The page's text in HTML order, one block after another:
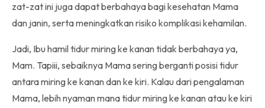
zat-zat ini juga dapat berbahaya bagi kesehatan Mama
dan janin, serta meningkatkan risiko komplikasi kehamilan.
Jadi, Ibu hamil tidur miring ke kanan tidak berbahaya ya,
Mam. Tapiii, sebaiknya Mama sering berganti posisi tidur
antara miring ke kanan dan ke kiri. Kalau dari pengalaman
Mama, lebih nyaman mana tidur miring ke kanan atau ke kiri